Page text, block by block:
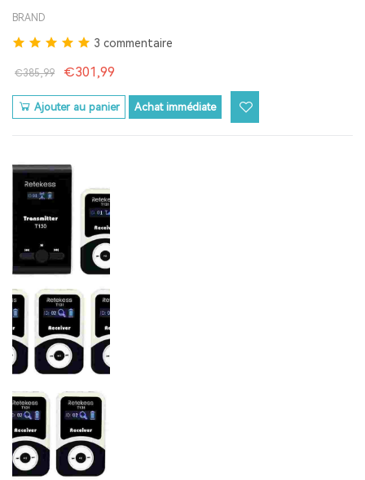
BRAND
3 commentaire
€385,99 €301,99
Ajouter au panier Achat immédiate